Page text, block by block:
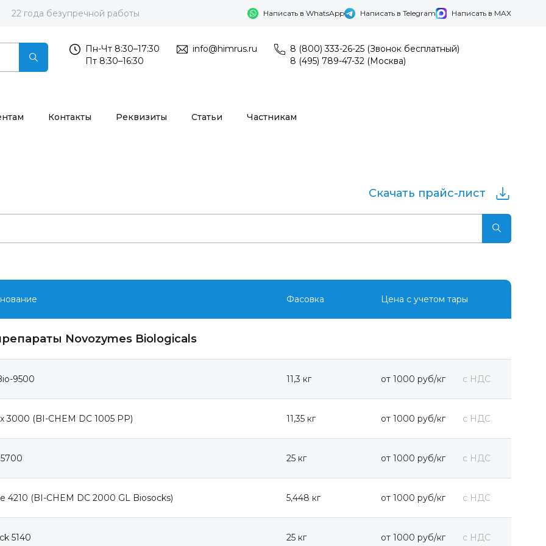
22 года безупречной работы Написать в WhatsApp Написать в Telegram Написать в MAX
Пн-Чт 8:30–17:30
Пт 8:30–16:30
info@himrus.ru
8 (800) 333-26-25 (Звонок бесплатный)
8 (495) 789-47-32 (Москва)
Контакты Реквизиты Статьи Частникам
Скачать прайс-лист
Фасовка Цена с учетом тары
Novozymes Biologicals
9500 11,3 кг от 1000 руб/кг с НДС
3000 (BI-CHEM DC 1005 РР) 11,35 кг от 1000 руб/кг с НДС
25 кг от 1000 руб/кг с НДС
4210 (BI-CHEM DC 2000 GL Biosocks) 5,448 кг от 1000 руб/кг с НДС
5140 25 кг от 1000 руб/кг с НДС